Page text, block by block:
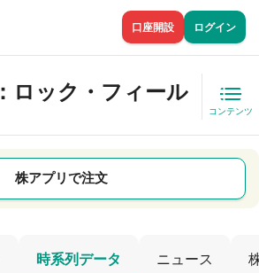
口座開設 ログイン
：ロック・フィール
コンテンツ
株アプリで注文
時系列データ ニュース